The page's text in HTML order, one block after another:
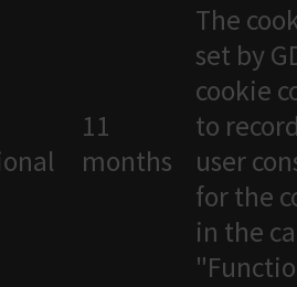
11
months
The
set by
cookie
to
user
for the
in the